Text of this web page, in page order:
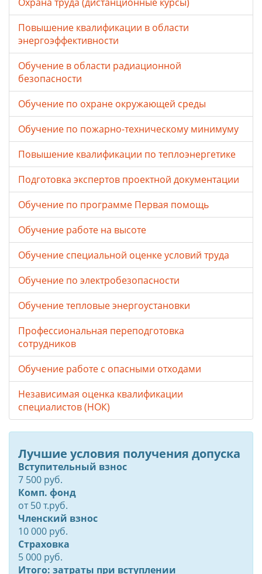
Повышение квалификации в области
энергоэффективности
Обучение в области радиационной
безопасности
Обучение по охране окружающей среды
Обучение по пожарно-техническому минимуму
Повышение квалификации по теплоэнергетике
Подготовка экспертов проектной документации
Обучение по программе Первая помощь
Обучение работе на высоте
Обучение специальной оценке условий труда
Обучение по электробезопасности
Обучение тепловые энергоустановки
Профессиональная переподготовка
сотрудников
Обучение работе с опасными отходами
Независимая оценка квалификации
специалистов (НОК)
Лучшие условия получения допуска
Вступительный взнос
7 500 руб.
Комп. фонд
от50т.руб.
Членский взнос
10 000 руб.
Страховка
5 000 руб.
Итого: затраты при вступлении